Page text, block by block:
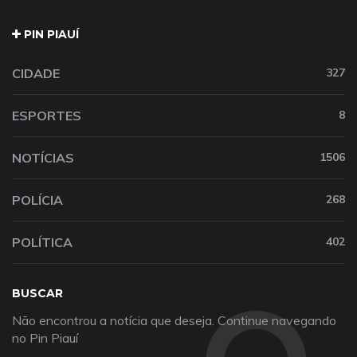
PIN PIAUÍ
CIDADE 327
ESPORTES 8
NOTÍCIAS 1506
POLÍCIA 268
POLÍTICA 402
BUSCAR
Não encontrou a notícia que deseja. Continue navegando
no Pin Piauí